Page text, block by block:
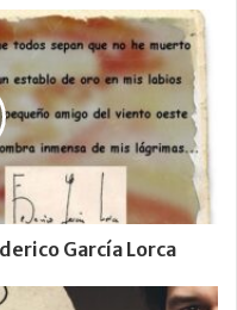
García Lorca